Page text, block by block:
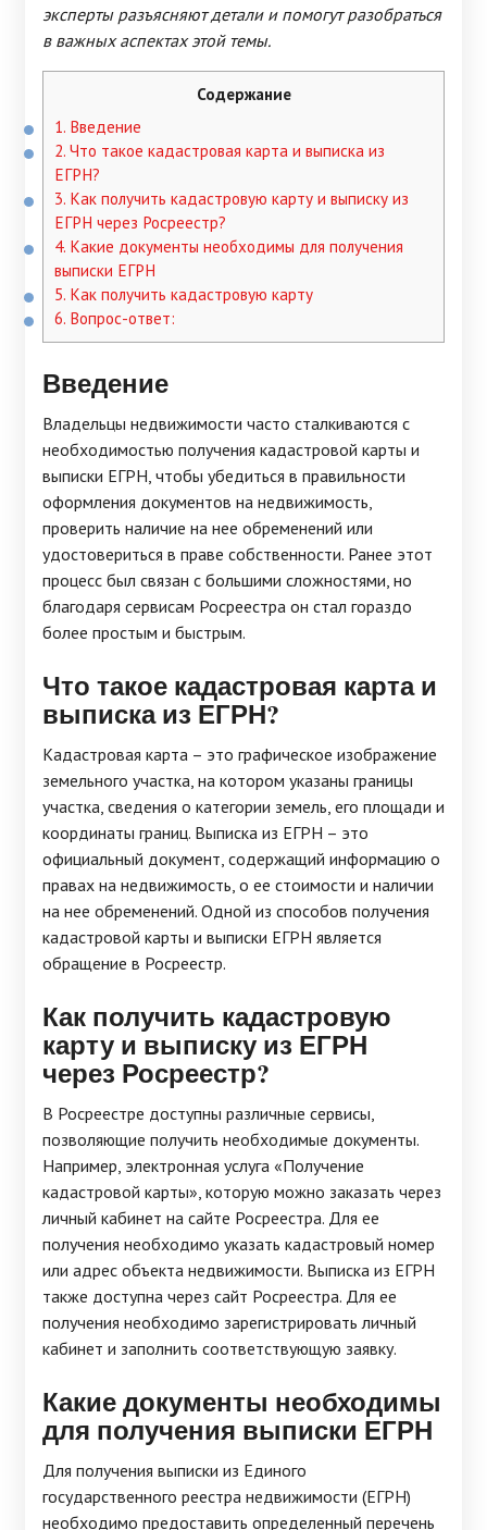
эксперты разъясняют детали и помогут разобраться
в важных аспектах этой темы.
Содержание
1. Введение
2. Что такое кадастровая карта и выписка из
ЕГРН?
3. Как получить кадастровую карту и выписку из
ЕГРН через Росреестр?
4. Какие документы необходимы для получения
выписки ЕГРН
5. Как получить кадастровую карту
6. Вопрос-ответ:
Введение
Владельцы недвижимости часто сталкиваются с
необходимостью получения кадастровой карты и
выписки ЕГРН, чтобы убедиться в правильности
оформления документов на недвижимость,
проверить наличие на нее обременений или
удостовериться в праве собственности. Ранее этот
процесс был связан с большими сложностями, но
благодаря сервисам Росреестра он стал гораздо
более простым и быстрым.
Что такое кадастровая карта и
выписка из ЕГРН?
Кадастровая карта – это графическое изображение
земельного участка, на котором указаны границы
участка, сведения о категории земель, его площади и
координаты границ. Выписка из ЕГРН – это
официальный документ, содержащий информацию о
правах на недвижимость, о ее стоимости и наличии
на нее обременений. Одной из способов получения
кадастровой карты и выписки ЕГРН является
обращение в Росреестр.
Как получить кадастровую
карту и выписку из ЕГРН
через Росреестр?
В Росреестре доступны различные сервисы,
позволяющие получить необходимые документы.
Например, электронная услуга «Получение
кадастровой карты», которую можно заказать через
личный кабинет на сайте Росреестра. Для ее
получения необходимо указать кадастровый номер
или адрес объекта недвижимости. Выписка из ЕГРН
также доступна через сайт Росреестра. Для ее
получения необходимо зарегистрировать личный
кабинет и заполнить соответствующую заявку.
Какие документы необходимы
для получения выписки ЕГРН
Для получения выписки из Единого
государственного реестра недвижимости (ЕГРН)
необходимо предоставить определенный перечень